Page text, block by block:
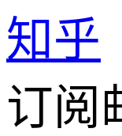
知乎
订阅